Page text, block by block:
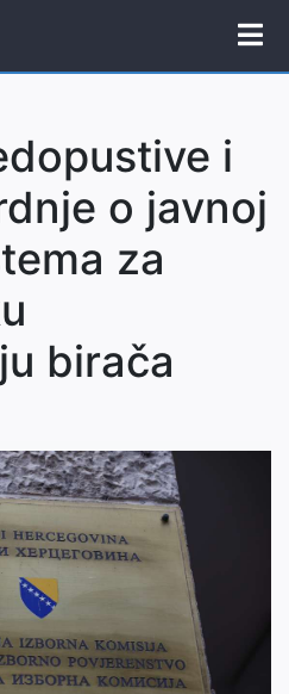
i
o javnoj
za
birača